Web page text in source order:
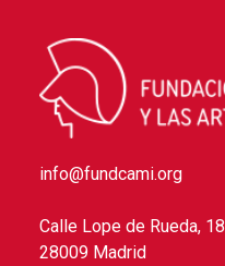
info@fundcami.org
Calle Lope de Rueda, 18
28009 Madrid